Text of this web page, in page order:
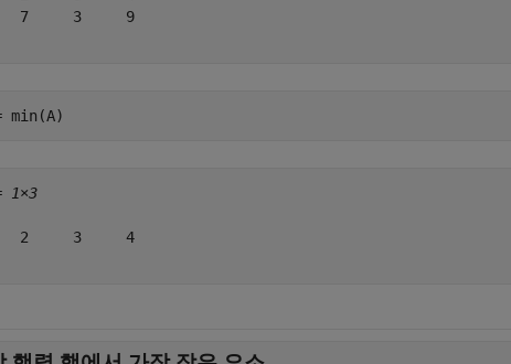
7     3     9
min(A)
1×3
2     3     4